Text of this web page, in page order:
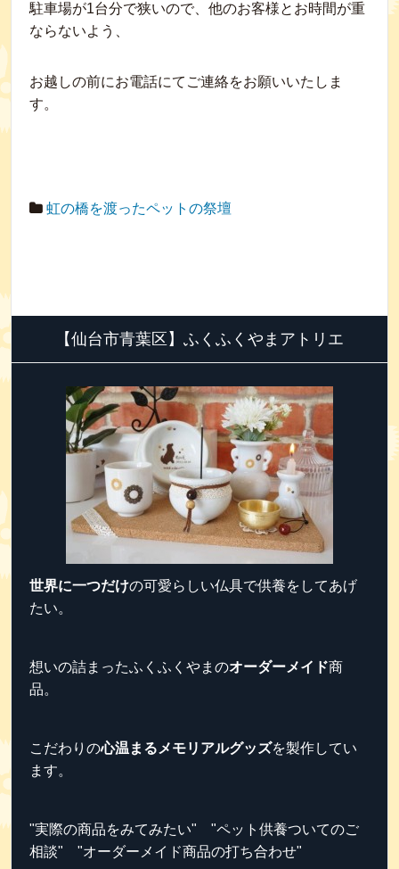
駐車場が1台分で狭いので、他のお客様とお時間が重
ならないよう、
お越しの前にお電話にてご連絡をお願いいたしま
す。
虹の橋を渡ったペットの祭壇
【仙台市青葉区】ふくふくやまアトリエ
世界に一つだけの可愛らしい仏具で供養をしてあげ
たい。
想いの詰まったふくふくやまのオーダーメイド商
品。
こだわりの心温まるメモリアルグッズを製作してい
ます。
"実際の商品をみてみたい" "ペット供養ついてのご
相談" "オーダーメイド商品の打ち合わせ"